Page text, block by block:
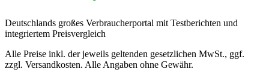
Deutschlands großes Verbraucherportal mit Testberichten und
integriertem Preisvergleich
Alle Preise inkl. der jeweils geltenden gesetzlichen MwSt., ggf.
zzgl. Versandkosten. Alle Angaben ohne Gewähr.